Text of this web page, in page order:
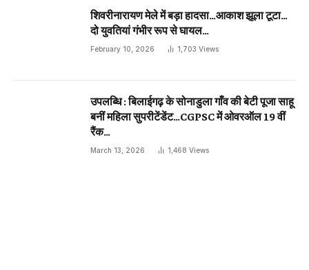
शिवरीनारायण मेले में बड़ा हादसा…आकाश झूला टूटा…
दो युवतियां गंभीर रूप से घायल…
February 10, 2026 1,703 Views
उपलब्धि : बिलाईगढ़ के सोनाडुला गाँव की बेटी पूजा साहू
बनीं महिला सुपरीटेंडेंट…CGPSC में ओवरऑल 19 वीं
रैंक…
March 13, 2026 1,468 Views